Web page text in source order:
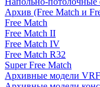
Архив (Free Match и
Free Match
Free Match II
Free Match IV
Free Match R32
Super Free Match
Архивные модели